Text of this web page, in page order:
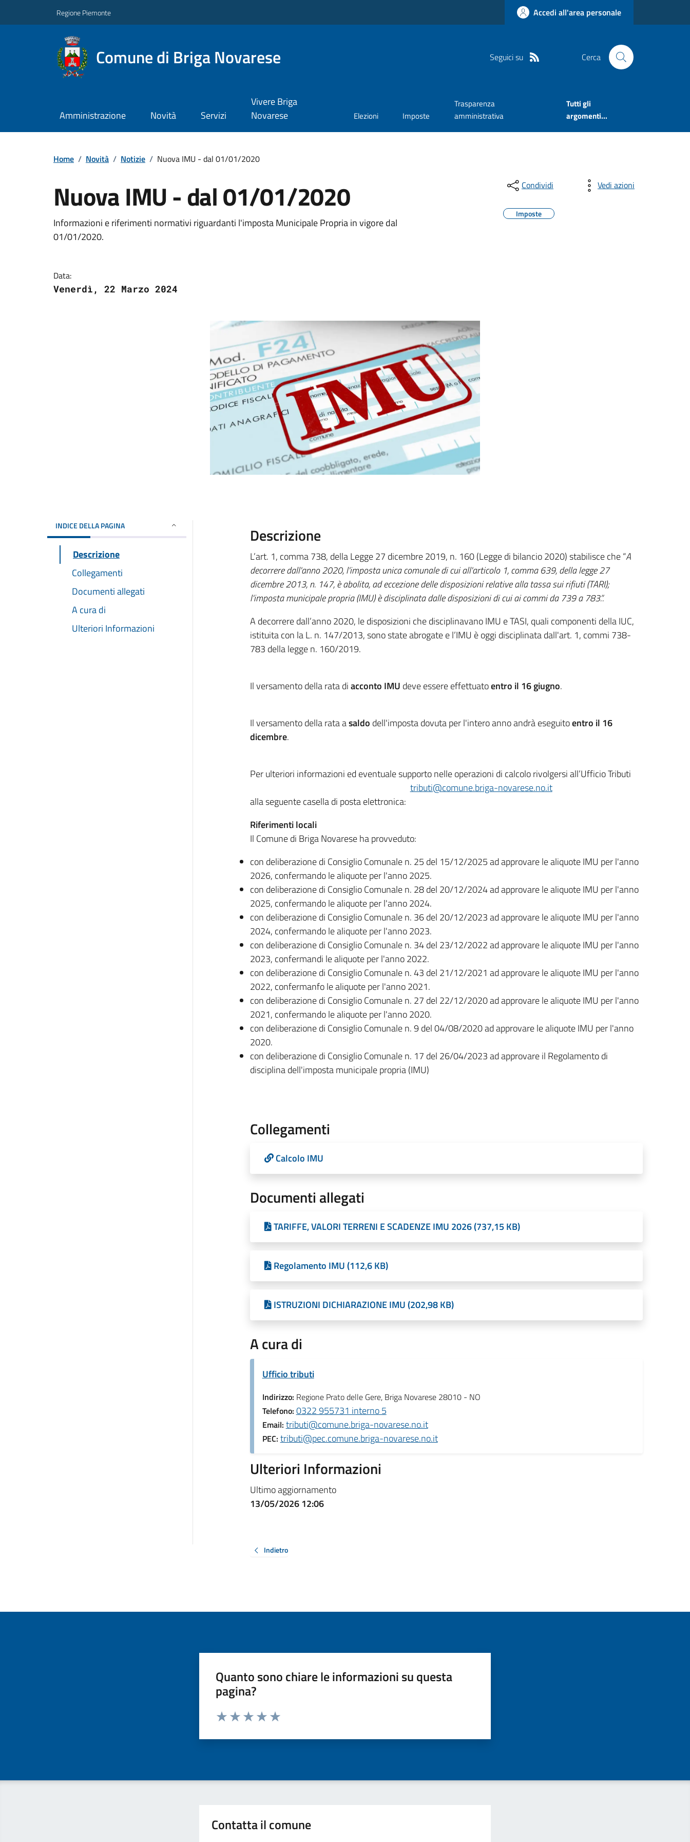
Regione Piemonte Accedi all'area personale
Comune di Briga Novarese Seguici su Cerca
Amministrazione Novità Servizi
Vivere Briga
Novarese
Elezioni Imposte
Trasparenza
amministrativa
Tutti gli
argomenti...
Home / Novità / Notizie / Nuova IMU - dal 01/01/2020
Nuova IMU - dal 01/01/2020
Informazioni e riferimenti normativi riguardanti l'imposta Municipale Propria in vigore dal
01/01/2020.
Data:
Venerdì, 22 Marzo 2024
Condividi Vedi azioni
Imposte
INDICE DELLA PAGINA
Descrizione
Collegamenti
Documenti allegati
A cura di
Ulteriori Informazioni
Descrizione
L’art. 1, comma 738, della Legge 27 dicembre 2019, n. 160 (Legge di bilancio 2020) stabilisce che “A
decorrere dall'anno 2020, l'imposta unica comunale di cui all'articolo 1, comma 639, della legge 27
dicembre 2013, n. 147, è abolita, ad eccezione delle disposizioni relative alla tassa sui rifiuti (TARI);
l'imposta municipale propria (IMU) è disciplinata dalle disposizioni di cui ai commi da 739 a 783.”.
A decorrere dall’anno 2020, le disposizioni che disciplinavano IMU e TASI, quali componenti della IUC,
istituita con la L. n. 147/2013, sono state abrogate e l’IMU è oggi disciplinata dall'art. 1, commi 738-
783 della legge n. 160/2019.
Il versamento della rata diacconto IMU deve essere effettuatoentro il 16 giugno.
Il versamento della rata asaldo dell'imposta dovuta per l'intero anno andrà eseguitoentro il 16
dicembre.
Per ulteriori informazioni ed eventuale supporto nelle operazioni di calcolo rivolgersi all’Ufficio Tributi
alla seguente casella di posta elettronica:
tributi@comune.briga-novarese.no.it
Riferimenti locali
Il Comune di Briga Novarese ha provveduto:
con deliberazione di Consiglio Comunale n. 25 del 15/12/2025 ad approvare le aliquote IMU per l'anno
2026, confermando le aliquote per l'anno 2025.
con deliberazione di Consiglio Comunale n. 28 del 20/12/2024 ad approvare le aliquote IMU per l'anno
2025, confermando le aliquote per l'anno 2024.
con deliberazione di Consiglio Comunale n. 36 del 20/12/2023 ad approvare le aliquote IMU per l'anno
2024, confermando le aliquote per l'anno 2023.
con deliberazione di Consiglio Comunale n. 34 del 23/12/2022 ad approvare le aliquote IMU per l'anno
2023, confermandi le aliquote per l'anno 2022.
con deliberazione di Consiglio Comunale n. 43 del 21/12/2021 ad approvare le aliquote IMU per l'anno
2022, confermanfo le aliquote per l'anno 2021.
con deliberazione di Consiglio Comunale n. 27 del 22/12/2020 ad approvare le aliquote IMU per l'anno
2021, confermando le aliquote per l'anno 2020.
con deliberazione di Consiglio Comunale n. 9 del 04/08/2020 ad approvare le aliquote IMU per l'anno
2020.
con deliberazione di Consiglio Comunale n. 17 del 26/04/2023 ad approvare il Regolamento di
disciplina dell'imposta municipale propria (IMU)
Collegamenti
Calcolo IMU
Documenti allegati
TARIFFE, VALORI TERRENI E SCADENZE IMU 2026 (737,15 KB)
Regolamento IMU (112,6 KB)
ISTRUZIONI DICHIARAZIONE IMU (202,98 KB)
A cura di
Ufficio tributi
Indirizzo: Regione Prato delle Gere, Briga Novarese 28010 - NO
Telefono: 0322 955731 interno 5
Email: tributi@comune.briga-novarese.no.it
PEC: tributi@pec.comune.briga-novarese.no.it
Ulteriori Informazioni
Ultimo aggiornamento
13/05/2026 12:06
Indietro
Quanto sono chiare le informazioni su questa
pagina?
Valuta da 1 a 5 stelle la pagina
Contatta il comune